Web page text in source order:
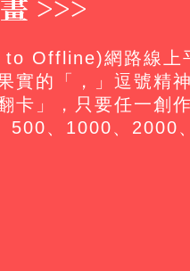
Offline)網路線上
實的「，」逗號精
卡」，只要任一創
500、1000、2000